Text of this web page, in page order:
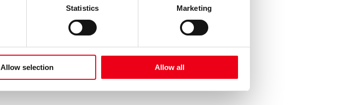
Statistics Marketing
Allow selection Allow all